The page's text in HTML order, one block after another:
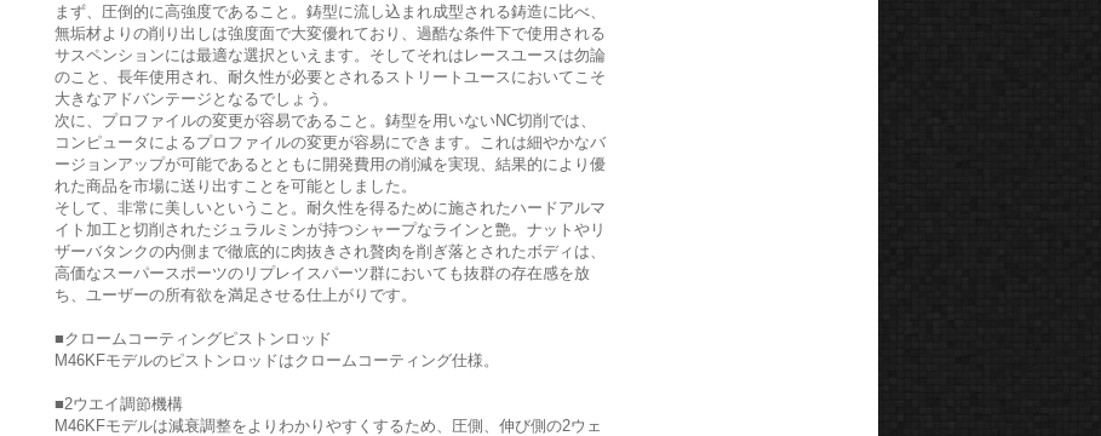
まず、圧倒的に高強度であること。鋳型に流し込まれ成型される鋳造に比べ、
無垢材よりの削り出しは強度面で大変優れており、過酷な条件下で使用される
サスペンションには最適な選択といえます。そしてそれはレースユースは勿論
のこと、長年使用され、耐久性が必要とされるストリートユースにおいてこそ
大きなアドバンテージとなるでしょう。
次に、プロファイルの変更が容易であること。鋳型を用いないNC切削では、
コンピュータによるプロファイルの変更が容易にできます。これは細やかなバ
ージョンアップが可能であるとともに開発費用の削減を実現、結果的により優
れた商品を市場に送り出すことを可能としました。
そして、非常に美しいということ。耐久性を得るために施されたハードアルマ
イト加工と切削されたジュラルミンが持つシャープなラインと艶。ナットやリ
ザーバタンクの内側まで徹底的に肉抜きされ贅肉を削ぎ落とされたボディは、
高価なスーパースポーツのリプレイスパーツ群においても抜群の存在感を放
ち、ユーザーの所有欲を満足させる仕上がりです。
■クロームコーティングピストンロッド
M46KFモデルのピストンロッドはクロームコーティング仕様。
■2ウエイ調節機構
M46KFモデルは減衰調整をよりわかりやすくするため、圧側、伸び側の2ウェ